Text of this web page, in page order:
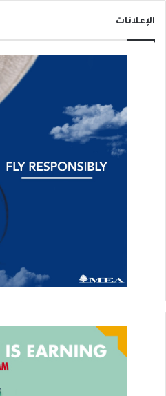
الإعلانات